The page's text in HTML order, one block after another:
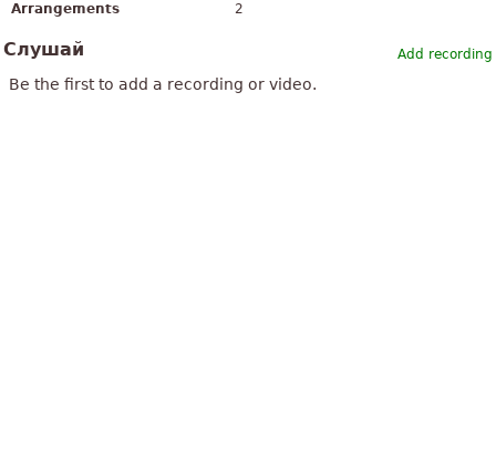
Arrangements
2
Add recording
Слушай
Be the first to add a recording or video.